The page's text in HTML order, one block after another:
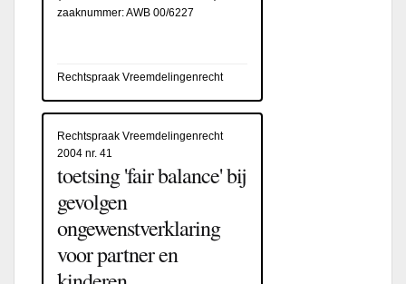
zaaknummer: AWB 00/6227
Rechtspraak Vreemdelingenrecht
Rechtspraak Vreemdelingenrecht
2004 nr. 41
toetsing 'fair balance' bij
gevolgen
ongewenstverklaring
voor partner en